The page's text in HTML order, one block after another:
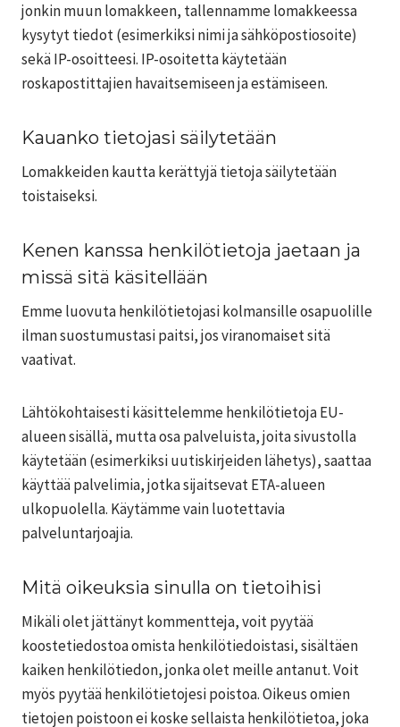
jonkin muun lomakkeen, tallennamme lomakkeessa
kysytyt tiedot (esimerkiksi nimi ja sähköpostiosoite)
sekä IP-osoitteesi. IP-osoitetta käytetään
roskapostittajien havaitsemiseen ja estämiseen.
Kauanko tietojasi säilytetään
Lomakkeiden kautta kerättyjä tietoja säilytetään
toistaiseksi.
Kenen kanssa henkilötietoja jaetaan ja
missä sitä käsitellään
Emme luovuta henkilötietojasi kolmansille osapuolille
ilman suostumustasi paitsi, jos viranomaiset sitä
vaativat.
Lähtökohtaisesti käsittelemme henkilötietoja EU-
alueen sisällä, mutta osa palveluista, joita sivustolla
käytetään (esimerkiksi uutiskirjeiden lähetys), saattaa
käyttää palvelimia, jotka sijaitsevat ETA-alueen
ulkopuolella. Käytämme vain luotettavia
palveluntarjoajia.
Mitä oikeuksia sinulla on tietoihisi
Mikäli olet jättänyt kommentteja, voit pyytää
koostetiedostoa omista henkilötiedoistasi, sisältäen
kaiken henkilötiedon, jonka olet meille antanut. Voit
myös pyytää henkilötietojesi poistoa. Oikeus omien
tietojen poistoon ei koske sellaista henkilötietoa, joka